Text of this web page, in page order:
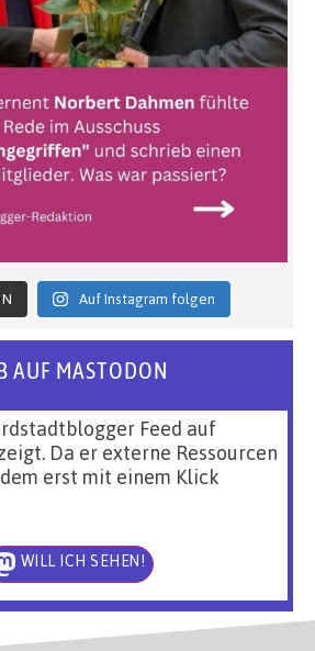
Auf Instagram folgen
AUF MASTODON
Feed auf
Da er externe Ressourcen
erst mit einem Klick
WILL ICH SEHEN!